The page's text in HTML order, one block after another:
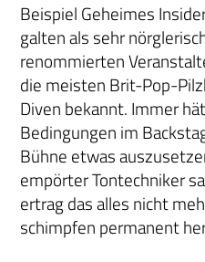
Beispiel Geheimes
galten als sehr
renommierten
die meisten Brit-Pop-
Diven bekannt. Immer
Bedingungen im
Bühne etwas
empörter Tontechniker
ertrag das alles nicht
schimpfen permanent